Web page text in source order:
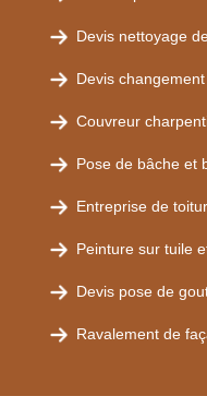
Devis nettoyage
Devis
Couvreur
Pose de bâche et
Entreprise de
Peinture sur tuile
Devis pose de
Ravalement de